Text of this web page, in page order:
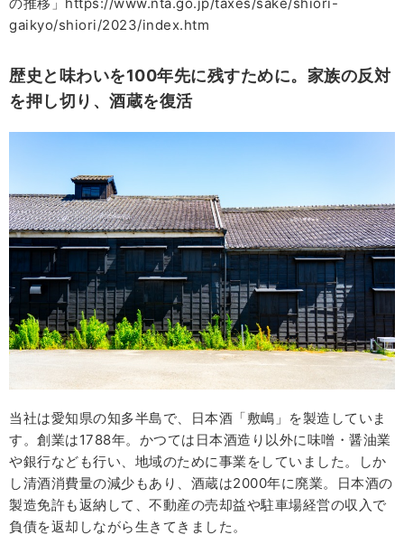
gaikyo/shiori/2023/index.htm
歴史と味わいを100年先に残すために。家族の反対
を押し切り、酒蔵を復活
当社は愛知県の知多半島で、日本酒「敷嶋」を製造していま
す。創業は1788年。かつては日本酒造り以外に味噌・醤油業
や銀行なども行い、地域のために事業をしていました。しか
し清酒消費量の減少もあり、酒蔵は2000年に廃業。日本酒の
製造免許も返納して、不動産の売却益や駐車場経営の収入で
負債を返却しながら生きてきました。